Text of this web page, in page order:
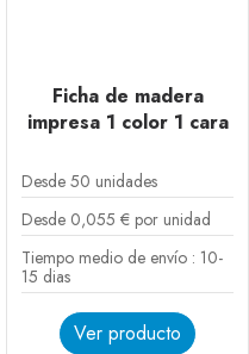
Ficha de madera
impresa 1 color 1 cara
Desde 50 unidades
Desde 0,055 € por unidad
Tiempo medio de envío : 10-
15 dias
Ver producto